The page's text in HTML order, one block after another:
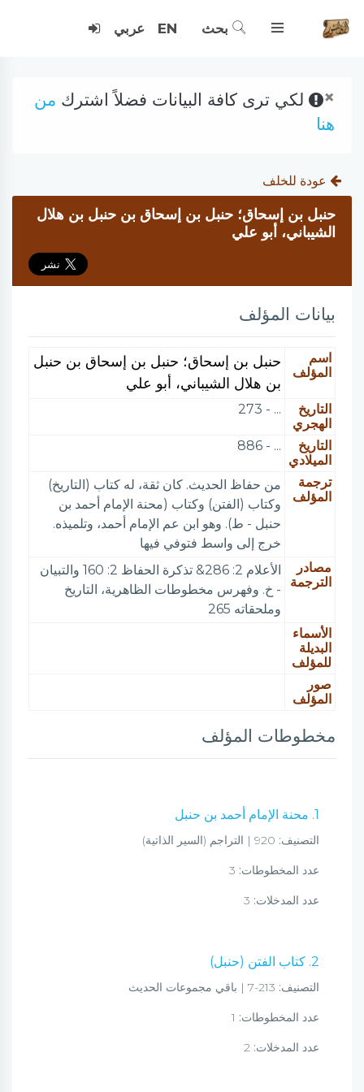
بحث EN عربي
× لكي ترى كافة البيانات فضلاً اشترك من
هنا
عودة للخلف
حنبل بن إسحاق؛ حنبل بن إسحاق بن حنبل بن هلال
الشيباني، أبو علي
بيانات المؤلف
اسم
المؤلف
حنبل بن إسحاق؛ حنبل بن إسحاق بن حنبل
بن هلال الشيباني، أبو علي
التاريخ
الهجري
... - 273
التاريخ
الميلادي
... - 886
ترجمة
المؤلف
من حفاظ الحديث. كان ثقة، له كتاب (التاريخ)
وكتاب (الفتن) وكتاب (محنة الإمام أحمد بن
حنبل - ط). وهو ابن عم الإمام أحمد، وتلميذه.
خرج إلى واسط فتوفي فيها
مصادر
الترجمة
الأعلام 2: 286& تذكرة الحفاظ 2: 160 والتبيان
- خ. وفهرس مخطوطات الظاهرية، التاريخ
وملحقاته 265
الأسماء
البديلة
للمؤلف
صور
المؤلف
مخطوطات المؤلف
1. محنة الإمام أحمد بن حنبل
التصنيف:
عدد المخطوطات:
عدد المدخلات:
2. كتاب الفتن (حنبل)
التصنيف:
عدد المخطوطات:
عدد المدخلات: